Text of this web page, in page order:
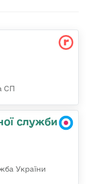
СП
служби
України